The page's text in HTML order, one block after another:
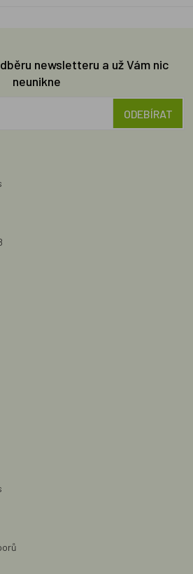
newsletteru a už Vám nic
neunikne
ODEBÍRAT